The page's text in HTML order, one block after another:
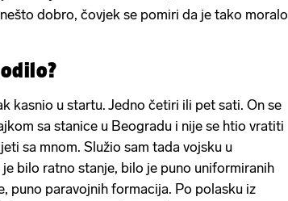
dobro, čovjek se pomiri da je tako moralo
kasnio u startu. Jedno četiri ili pet sati. On se
sa stanice u Beogradu i nije se htio vratiti
sa mnom. Služio sam tada vojsku u
je bilo ratno stanje, bilo je puno uniformiranih
puno paravojnih formacija. Po polasku iz